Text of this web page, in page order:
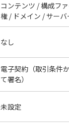
コンテンツ / 構成フ
権 / ドメイン / サー
なし
電子契約（取引条件
て署名）
未設定